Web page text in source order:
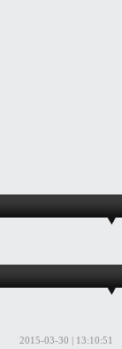
2015-03-30 | 13:10:51